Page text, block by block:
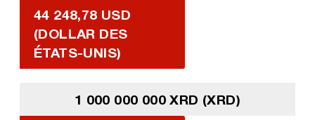
44 248,78 USD
(DOLLAR DES
ÉTATS-UNIS)
1 000 000 000 XRD (XRD)